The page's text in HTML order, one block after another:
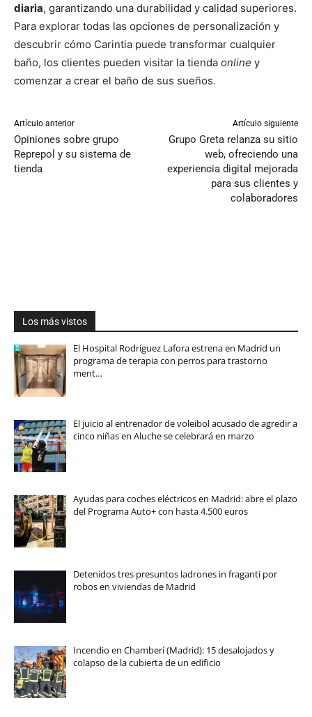
diaria, garantizando una durabilidad y calidad superiores.
Para explorar todas las opciones de personalización y
descubrir cómo Carintia puede transformar cualquier
baño, los clientes pueden visitar la tienda online y
comenzar a crear el baño de sus sueños.
Artículo anterior
Opiniones sobre grupo
Reprepol y su sistema de
tienda
Artículo siguiente
Grupo Greta relanza su sitio
web, ofreciendo una
experiencia digital mejorada
para sus clientes y
colaboradores
Los más vistos
El Hospital Rodríguez Lafora estrena en Madrid un
programa de terapia con perros para trastorno
ment…
El juicio al entrenador de voleibol acusado de agredir a
cinco niñas en Aluche se celebrará en marzo
Ayudas para coches eléctricos en Madrid: abre el plazo
del Programa Auto+ con hasta 4.500 euros
Detenidos tres presuntos ladrones in fraganti por
robos en viviendas de Madrid
Incendio en Chamberí (Madrid): 15 desalojados y
colapso de la cubierta de un edificio